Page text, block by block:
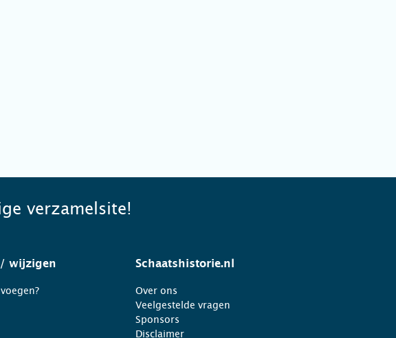
verzamelsite!
/ wijzigen Schaatshistorie.nl
Over ons
Veelgestelde vragen
Sponsors
Disclaimer